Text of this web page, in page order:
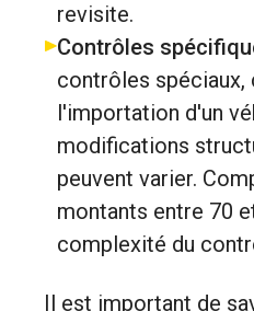
revisite.
Contrôles
contrôles
l'importation d'un
modifications
peuvent varier.
montants entre 70
complexité du
Il est important de